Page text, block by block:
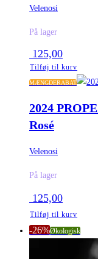
Velenosi
På lager
125,00
Tilføj til kurv
MÆNGDERABAT
2024
Rosé
Velenosi
På lager
125,00
Tilføj til kurv
-26%Økologisk